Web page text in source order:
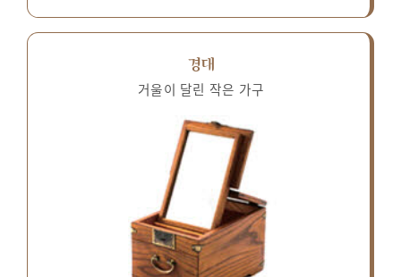
경대
거울이 달린 작은 가구